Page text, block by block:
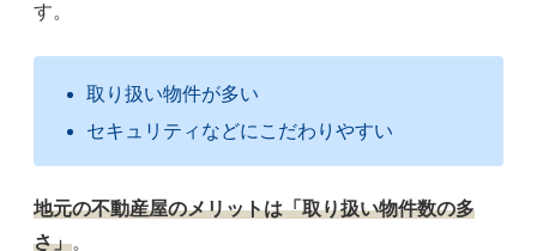
す。
取り扱い物件が多い
セキュリティなどにこだわりやすい
地元の不動産屋のメリットは「取り扱い物件数の多
さ」。